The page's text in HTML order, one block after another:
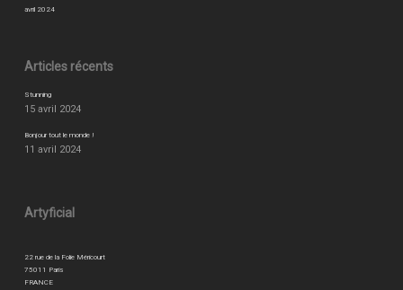
avril 2024
Articles récents
Stunning
15 avril 2024
Bonjour tout le monde !
11 avril 2024
Artyficial
22 rue de la Folie Méricourt
75011 Paris
FRANCE